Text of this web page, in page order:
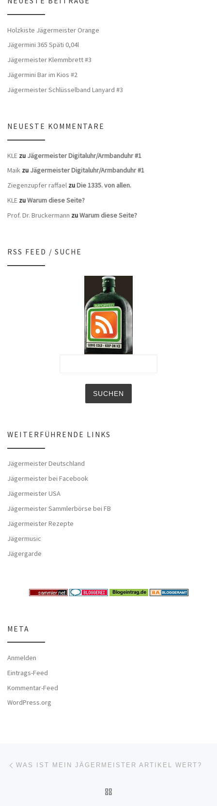
Holzkiste Jägermeister Orange
Jägermini 365 Späti 0,04l
Jägermeister Klemmbrett #3
Jägermini Bar im Kios #2
Jägermeister Schlüsselband Lanyard #3
NEUESTE KOMMENTARE
KLE zu Jägermeister Digitaluhr/Armbanduhr #1
Maik zu Jägermeister Digitaluhr/Armbanduhr #1
Ziegenzupfer raffael zuDie 1335. von allen.
KLE zuWarum diese Seite?
Prof. Dr. Bruckermann zuWarum diese Seite?
RSS FEED / SUCHE
WEITERFÜHRENDE LINKS
Jägermeister Deutschland
Jägermeister bei Facebook
Jägermeister USA
Jägermeister Sammlerbörse bei FB
Jägermeister Rezepte
Jägermusic
Jägergarde
META
Anmelden
Eintrags-Feed
Kommentar-Feed
WordPress.org
Beitragsnavigation
WAS IST MEIN JÄGERMEISTER ARTIKEL WERT?